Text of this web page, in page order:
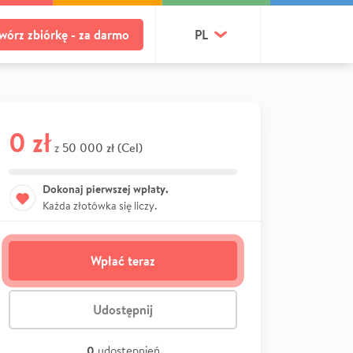
zbiórkę - za darmo PL
0 zł z 50 000 zł (Cel)
Dokonaj pierwszej wpłaty.
Każda złotówka się liczy.
Wpłać teraz
Udostępnij